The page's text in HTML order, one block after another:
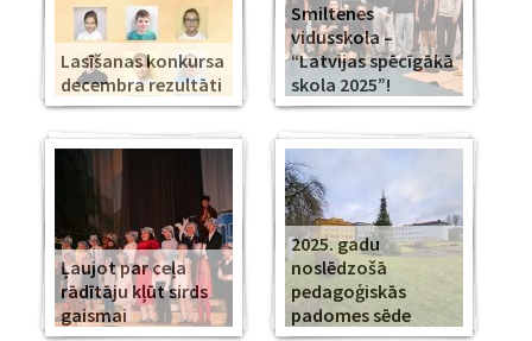
Lasīšanas konkursa
decembra rezultāti
Smiltenes
vidusskola –
“Latvijas spēcīgākā
skola 2025”!
Ļaujot par ceļa
rādītāju kļūt sirds
gaismai
2025. gadu
noslēdzošā
pedagoģiskās
padomes sēde